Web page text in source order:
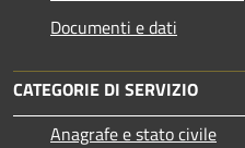
Documenti e dati
CATEGORIE DI SERVIZIO
Anagrafe e stato civile